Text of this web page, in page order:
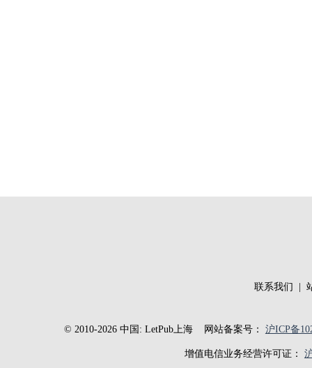
联系我们
© 2010-2026 中国: LetPub上海网站备案号： 沪ICP备
增值电信业务经营许可证：